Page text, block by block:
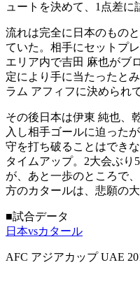
ュートを決めて、1点差に
流れは完全に日本のもの
ていた。相手にセットプ
エリア内で吉田 麻也がブ
定により手に当たったと
ラム アフィフに決められ
その後日本は伊東 純也、
入し相手ゴールに迫った
守を打ち破ることはでき
タイムアップ。2大会ぶり
が、あと一歩のところで
方のカタールは、悲願の
■試合データ
日本vsカタール
AFC アジアカップ UAE